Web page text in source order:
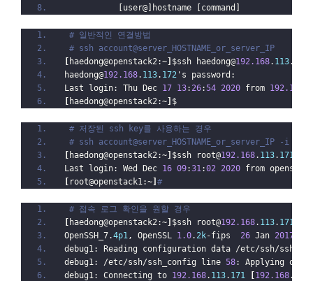
           [user@]hostname [command]
# 일반적인 연결방법
# ssh account@server_HOSTNAME_or_server_IP
[ haedong@openstack2:~] $ssh haedong@192.168. 113.
haedong@192.168. 113. 172 's password:
Last login: Thu Dec 17 13: 26:54 2020 from 192.168
[ haedong@openstack2:~] $
# 저장된 ssh key를 사용하는 경우
# ssh account@server_HOSTNAME_or_server_IP -i
[ haedong@openstack2:~] $ssh root@192.168. 113. 171
Last login: Wed Dec 16 09:31 :02 2020 from
[ root@openstack1:~] #
# 접속 로그 확인을 원할 경우
[ haedong@openstack2:~] $ssh root@192.168. 113. 171
OpenSSH_7.4p1 , OpenSSL 1.0. 2k-fips 26 Jan 2017
debug1: Reading configuration data /etc/ssh/
debug1: /etc/ssh/ssh_config line 58: Applying
debug1: Connecting to 192.168. 113. 171 [192.168.